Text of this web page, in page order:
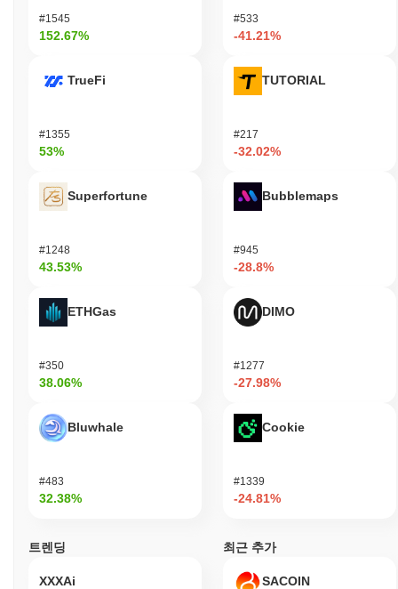
#1545
152.67%
TrueFi
#1355
53%
Superfortune
#1248
43.53%
ETHGas
#350
38.06%
Bluwhale
#483
32.38%
#533
-41.21%
TUTORIAL
#217
-32.02%
Bubblemaps
#945
-28.8%
DIMO
#1277
-27.98%
Cookie
#1339
-24.81%
트렌딩
XXXAi
최근 추가
SACOIN